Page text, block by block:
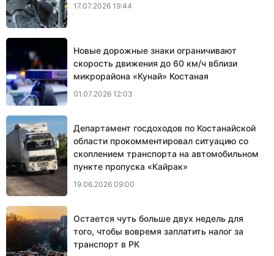
17.07.2026 19:44
Новые дорожные знаки ограничивают
скорость движения до 60 км/ч вблизи
микрорайона «Кунай» Костаная
01.07.2026 12:03
Департамент госдоходов по Костанайской
области прокомментировал ситуацию со
скоплением транспорта на автомобильном
пункте пропуска «Кайрак»
19.06.2026 09:00
Остается чуть больше двух недель для
того, чтобы вовремя заплатить налог за
транспорт в РК